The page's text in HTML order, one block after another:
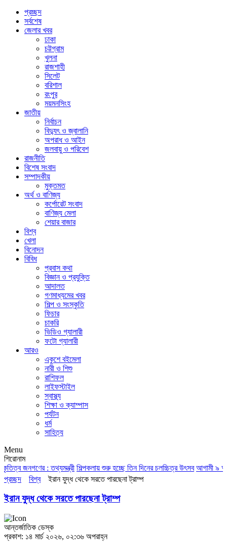
প্রচ্ছদ
সর্বশেষ
জেলার খবর
ঢাকা
চট্টগ্রাম
খুলনা
রাজশাহী
সিলেট
বরিশাল
রংপুর
ময়মনসিংহ
জাতীয়
নির্বাচন
বিদ্যুৎ ও জ্বালানি
অপরাধ ও আইন
জলবায়ু ও পরিবেশ
রাজনীতি
বিশেষ সংবাদ
সম্পাদকীয়
মুক্তমত
অর্থ ও বাণিজ্য
কর্পোরেট সংবাদ
বাণিজ্য মেলা
শেয়ার বাজার
বিশ্ব
খেলা
বিনোদন
বিবিধ
প্রবাস কথা
বিজ্ঞান ও প্রযুক্তি
আদালত
গণমাধ্যমের খবর
শিল্প ও সংস্কৃতি
ফিচার
চাকরি
ভিডিও গ্যালারী
ফটো গ্যালারী
আরও
একুশে বইমেলা
নারী ও শিশু
রাশিফল
লাইফস্টাইল
স্বাস্থ্য
শিক্ষা ও ক্যাম্পাস
পর্যটন
ধর্ম
সাহিত্য
Menu
শিরোনাম
: তথ্যমন্ত্রী শিল্পকলায় শুরু হচ্ছে তিন দিনের চলচ্চিত্র উৎসব আগামী ৯ আগস্ট
প্রচ্ছদ
বিশ্ব ইরান যুদ্ধ থেকে সরতে পারছেনা ট্রাম্প
ইরান যুদ্ধ থেকে সরতে পারছেনা ট্রাম্প
আন্তর্জাতিক ডেস্ক
প্রকাশ: ১৪ মার্চ ২০২৬, ০২:৩৬ অপরাহ্ন